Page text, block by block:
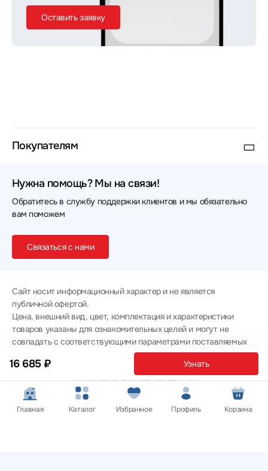
16 685 ₽ Узнать
Оставить заявку
Покупателям
Нужна помощь? Мы на связи!
Обратитесь в службу поддержки клиентов и мы обязательно
вам поможем
Связаться с нами
Сайт носит информационный характер и не является
публичной офертой.
Цена, внешний вид, цвет, комплектация и характеристики
товаров указаны для ознакомительных целей и могут не
совпадать с соответствующими параметрами поставляемых
товаров - уточняйте информацию у менеджера при
оформлении заказа.
Политика конфиденциальности
© 2012 — 2026 ООО «Эпл Тэк»
Главная Каталог Избранное Профиль Корзина